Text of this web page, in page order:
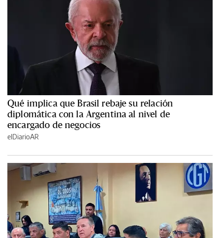
Qué implica que Brasil rebaje su relación
diplomática con la Argentina al nivel de
encargado de negocios
elDiarioAR